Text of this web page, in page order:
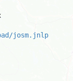
josm.jnlp